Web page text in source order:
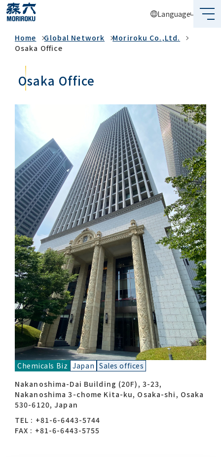
Language
What's MORIROKU?
About Us
Business
Investors
Recruit
Global Network
Contact list
Recommended keywords
#Company overview
#What's MORIROKU?
Home Global Network
Moriroku Co.,Ltd.
Osaka Office
Osaka Office
Chemicals Biz Japan Sales offices
Nakanoshima-Dai Building (20F), 3-23,
Nakanoshima 3-chome Kita-ku, Osaka-shi, Osaka
530-6120, Japan
TEL : +81-6-6443-5744
FAX : +81-6-6443-5755